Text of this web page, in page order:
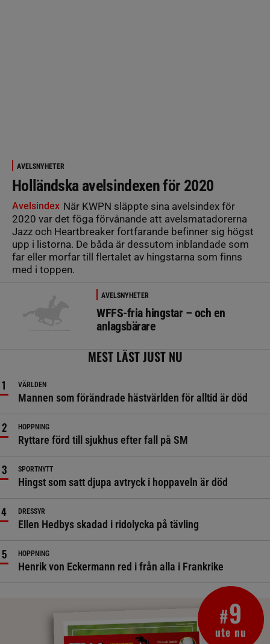
AVELSNYHETER
Holländska avelsindexen för 2020
Avelsindex När KWPN släppte sina avelsindex för
2020 var det föga förvånande att avelsmatadorerna
Jazz och Heartbreaker fortfarande befinner sig högst
upp i listorna. De båda är dessutom inblandade som
far eller morfar till flertalet av hingstarna som finns
med i toppen.
AVELSNYHETER
WFFS-fria hingstar – och en
anlagsbärare
MEST LÄST JUST NU
VÄRLDEN
Mannen som förändrade hästvärlden för alltid är död
HOPPNING
Ryttare förd till sjukhus efter fall på SM
SPORTNYTT
Hingst som satt djupa avtryck i hoppaveln är död
DRESSYR
Ellen Hedbys skadad i ridolycka på tävling
HOPPNING
Henrik von Eckermann red i från alla i Frankrike
#9
ute nu